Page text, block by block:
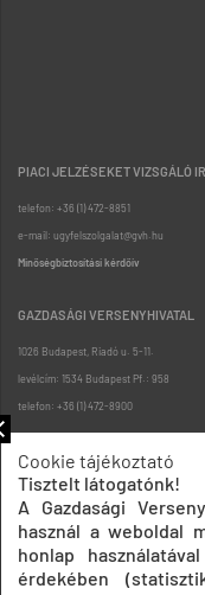
PIACI JELZÉSEKET VIZSGÁLÓ
telefon: +36 (1) 472-8851
e-mail: ugyfelszolgalat@gvh.hu
Minőségbiztosítási kérdőív
GAZDASÁGI VERSENYHIVATAL
1026 Budapest, Riadó u. 5-11.
levélcím: 1534 Budapest Pf.: 958
telefon: +36 (1) 472-8900
Cookie tájékoztató
Tisztelt látogatónk!
A Gazdasági
használ a weboldal
honlap
érdekében